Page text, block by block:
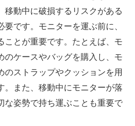
移動中に破損するリスクがある
です。モニターを運ぶ前に、
ことが重要です。たとえば、モ
のケースやバッグを購入し、モ
のストラップやクッションを用
。また、移動中にモニターが落
な姿勢で持ち運ぶことも重要で